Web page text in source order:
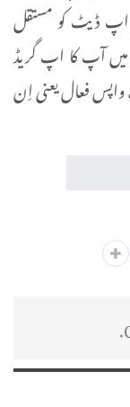
اپ ڈیٹ کو مستقل
میں آپ کا اپ گریڈ
فعال یعنی اِن